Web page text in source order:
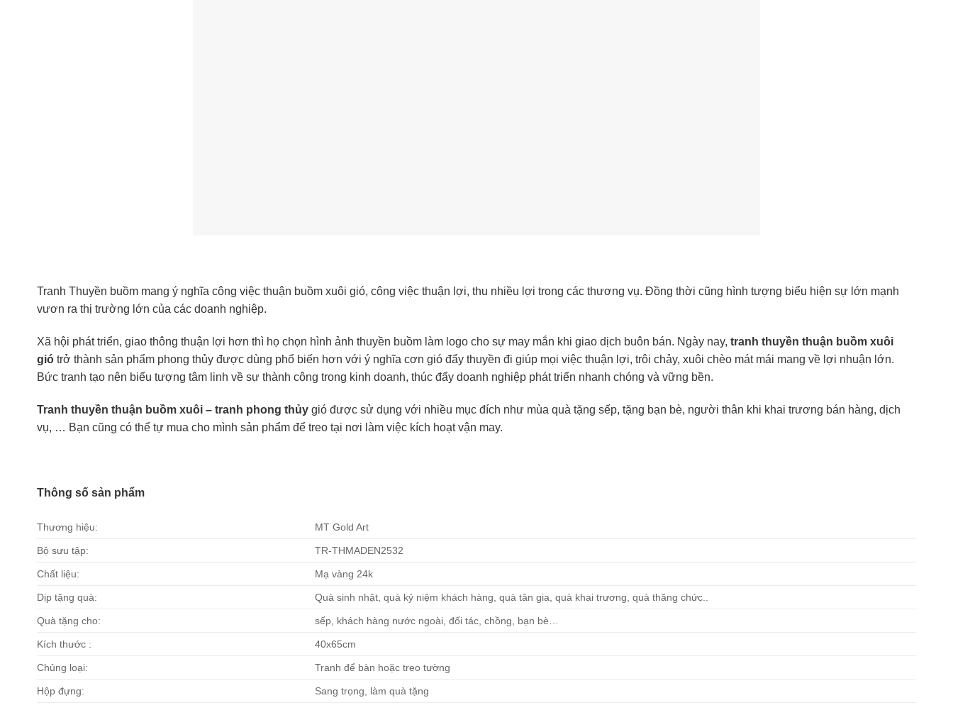
Tranh Thuyền buồm mang ý nghĩa công việc thuận buồm xuôi gió, công việc thuận lợi, thu nhiều lợi trong các thương vụ. Đồng thời cũng hình tượng biểu hiện sự lớn mạnh
vươn ra thị trường lớn của các doanh nghiệp.
Xã hội phát triển, giao thông thuận lợi hơn thì họ chọn hình ảnh thuyền buồm làm logo cho sự may mắn khi giao dịch buôn bán. Ngày nay, tranh thuyền thuận buồm xuôi
gió trở thành sản phẩm phong thủy được dùng phổ biến hơn với ý nghĩa cơn gió đẩy thuyền đi giúp mọi việc thuận lợi, trôi chảy, xuôi chèo mát mái mang về lợi nhuận lớn.
Bức tranh tạo nên biểu tượng tâm linh về sự thành công trong kinh doanh, thúc đẩy doanh nghiệp phát triển nhanh chóng và vững bền.
Tranh thuyền thuận buồm xuôi – tranh phong thủy gió được sử dụng với nhiều mục đích như mùa quà tặng sếp, tặng bạn bè, người thân khi khai trương bán hàng, dịch
vụ, … Bạn cũng có thể tự mua cho mình sản phẩm để treo tại nơi làm việc kích hoạt vận may.
Thông số sản phẩm
Thương hiệu: MT Gold Art
Bộ sưu tập: TR-THMADEN2532
Chất liệu: Mạ vàng 24k
Dịp tặng quà: Quà sinh nhật, quà kỷ niệm khách hàng, quà tân gia, quà khai trương, quà thăng chức..
Quà tặng cho: sếp, khách hàng nước ngoài, đối tác, chồng, bạn bè…
Kích thước : 40x65cm
Chủng loại: Tranh để bàn hoặc treo tường
Hộp đựng: Sang trọng, làm quà tặng